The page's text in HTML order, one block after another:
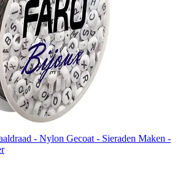
- Nylon Gecoat - Sieraden Maken -